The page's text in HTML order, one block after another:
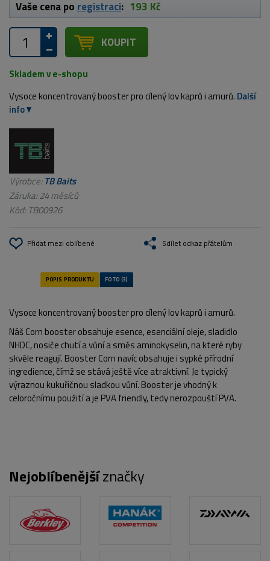
Vaše cena po registraci: 193 Kč
KOUPIT
Skladem v e-shopu
Vysoce koncentrovaný booster pro cílený lov kaprů i amurů. Další
info
Výrobce:TB Baits
Záruka: 24 měsíců
Kód: TB00926
Přidat mezi oblíbené Sdílet odkaz přátelům
POPIS PRODUKTU FOTO (3)
Vysoce koncentrovaný booster pro cílený lov kaprů i amurů.
Náš Corn booster obsahuje esence, esenciální oleje, sladidlo
NHDC, nosiče chutí a vůní a směs aminokyselin, na které ryby
skvěle reagují. Booster Corn navíc obsahuje i sypké přírodní
ingredience, čímž se stává ještě více atraktivní. Je typický
výraznou kukuřičnou sladkou vůní. Booster je vhodný k
celoročnímu použití a je PVA friendly, tedy nerozpouští PVA.
Nejoblíbenějšíznačky